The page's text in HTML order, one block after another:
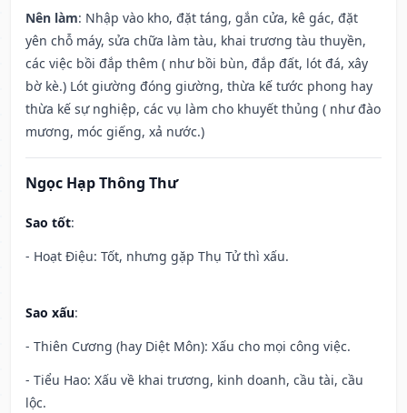
Nên làm: Nhập vào kho, đặt táng, gắn cửa, kê gác, đặt
yên chỗ máy, sửa chữa làm tàu, khai trương tàu thuyền,
các việc bồi đắp thêm ( như bồi bùn, đắp đất, lót đá, xây
bờ kè.) Lót giường đóng giường, thừa kế tước phong hay
thừa kế sự nghiệp, các vụ làm cho khuyết thủng ( như đào
mương, móc giếng, xả nước.)
Ngọc Hạp Thông Thư
Sao tốt:
- Hoạt Điệu: Tốt, nhưng gặp Thụ Tử thì xấu.
Sao xấu:
- Thiên Cương (hay Diệt Môn): Xấu cho mọi công việc.
- Tiểu Hao: Xấu về khai trương, kinh doanh, cầu tài, cầu
lộc.